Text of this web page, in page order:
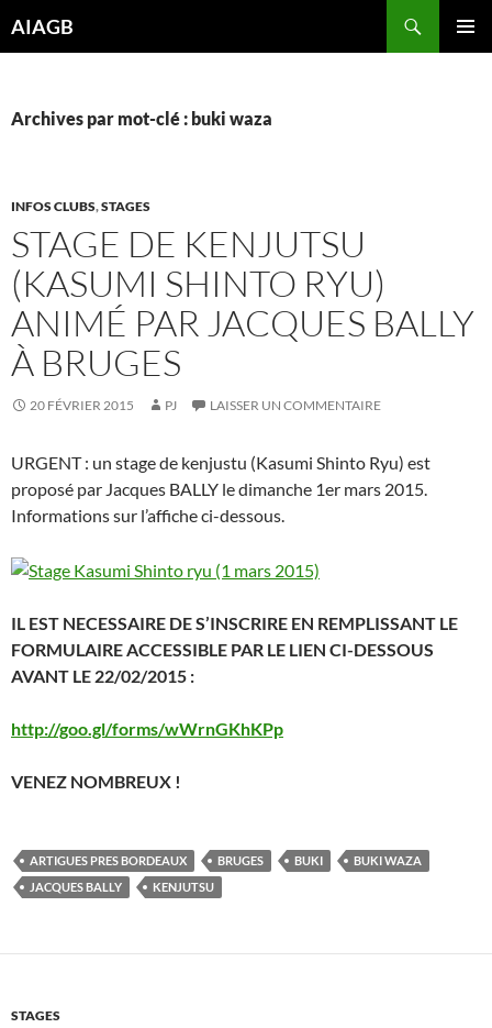
auAIAGB
Archives par mot-clé : buki waza
INFOS CLUBS,STAGES
STAGE DE KENJUTSU
(KASUMI SHINTO RYU)
ANIMÉ PAR JACQUES BALLY
À BRUGES
20 FÉVRIER 2015 PJ LAISSER UN COMMENTAIRE
URGENT : un stage de kenjustu (Kasumi Shinto Ryu) est
proposé par Jacques BALLY le dimanche 1er mars 2015.
Informations sur l’affiche ci-dessous.
IL EST NECESSAIRE DE S’INSCRIRE EN REMPLISSANT LE
FORMULAIRE ACCESSIBLE PAR LE LIEN CI-DESSOUS
AVANT LE 22/02/2015 :
http://goo.gl/forms/wWrnGKhKPp
VENEZ NOMBREUX !
ARTIGUES PRES BORDEAUX BRUGES BUKI
BUKI WAZA
JACQUES BALLY
KENJUTSU
STAGES